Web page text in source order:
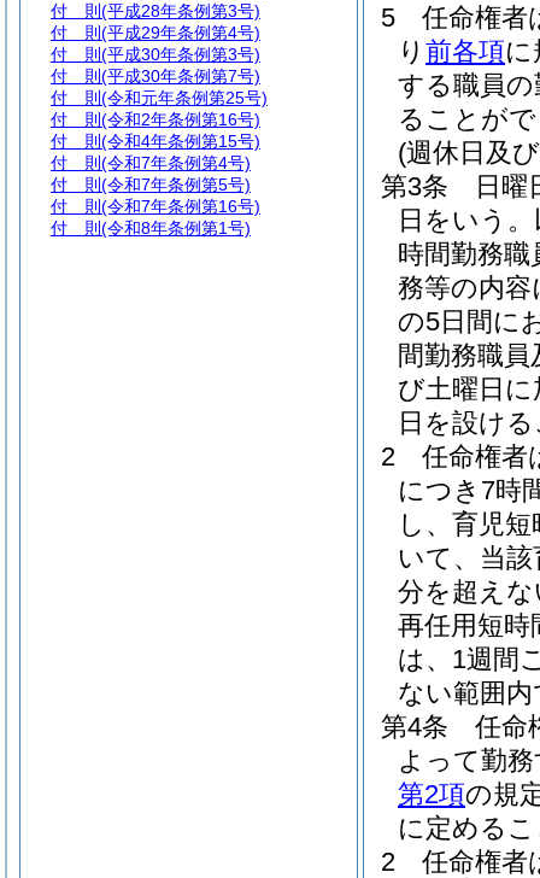
5
任命権者
り 前各項に
する職員
ることが
(週休日及
第3条
日曜
日をいう
時間勤務
務等の内
の5日間に
間勤務職
び土曜日
日を設け
2
任命権者
につき7時
し、育児
いて、当
分を超え
再任用短時
は、1週間
ない範囲
第4条
任命
よって勤
第2項の規
に定める
2
任命権者
付 則 (平成28年条例第3号)
付 則 (平成29年条例第4号)
付 則 (平成30年条例第3号)
付 則 (平成30年条例第7号)
付 則 (令和元年条例第25号)
付 則 (令和2年条例第16号)
付 則 (令和4年条例第15号)
付 則 (令和7年条例第4号)
付 則 (令和7年条例第5号)
付 則 (令和7年条例第16号)
付 則 (令和8年条例第1号)